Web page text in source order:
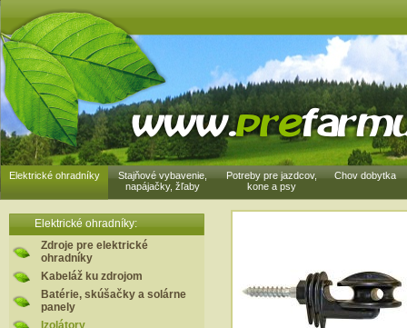
Elektrické ohradníky
Stajňové vybavenie,
napájačky, žľaby
Potreby pre jazdcov,
kone a psy
Chov dobytka
Elektrické ohradníky:
Zdroje pre elektrické
ohradníky
Kabeláž ku zdrojom
Batérie, skúšačky a solárne
panely
Izolátory